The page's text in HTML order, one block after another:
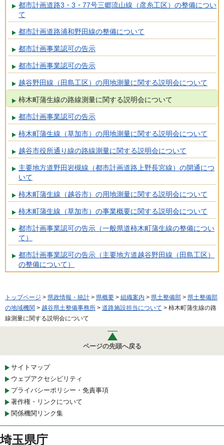
都市計画道路3・3・77号三郷流山線（彦糸工区）の整備につい
て
都市計画道路浦和野田線の整備について
都市計画事業認可の告示
都市計画事業認可の告示
越谷野田線（田島工区）の用地測量に関する説明会について
柿木町蒲生線の路線測量に関する説明会について
都市計画事業認可の告示
柿木町蒲生線（草加市）の用地測量に関する説明会について
越谷市役所通り線の路線測量に関する説明会について
主要地方道野田岩槻線（都市計画道路上野長宮線）の開通につ
いて
柿木町蒲生線（越谷市）の用地測量に関する説明会について
柿木町蒲生線（草加市）の事業概要に関する説明会について
都市計画事業認可の告示（一般県道柿木町蒲生線の整備につい
て）
都市計画事業認可の告示（主要地方道越谷野田線（田島工区）
の整備について）
トップページ > 県政情報・統計 > 県概要 > 組織案内 > 県土整備部 > 県土整備部
の地域機関 > 越谷県土整備事務所 > 道路施設担当について > 柿木町蒲生線の路
線測量に関する説明会について
ページの先頭へ戻る
サイトマップ
ウェブアクセシビリティ
プライバシーポリシー・免責事項
著作権・リンクについて
関係機関リンク集
埼玉県庁